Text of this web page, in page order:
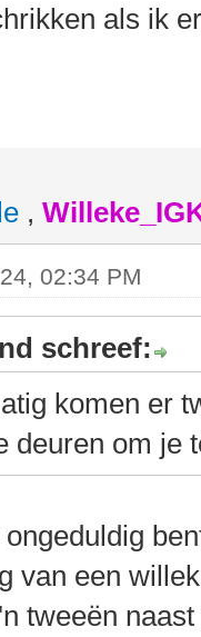
als ik
,
02:34 PM
schreef:
komen er
deuren om je
van een
tweeën